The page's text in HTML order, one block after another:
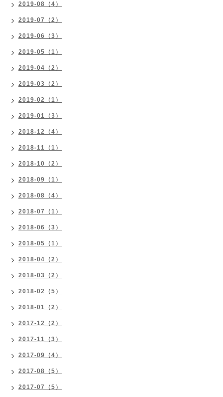
2019-08（4）
2019-07（2）
2019-06（3）
2019-05（1）
2019-04（2）
2019-03（2）
2019-02（1）
2019-01（3）
2018-12（4）
2018-11（1）
2018-10（2）
2018-09（1）
2018-08（4）
2018-07（1）
2018-06（3）
2018-05（1）
2018-04（2）
2018-03（2）
2018-02（5）
2018-01（2）
2017-12（2）
2017-11（3）
2017-09（4）
2017-08（5）
2017-07（5）